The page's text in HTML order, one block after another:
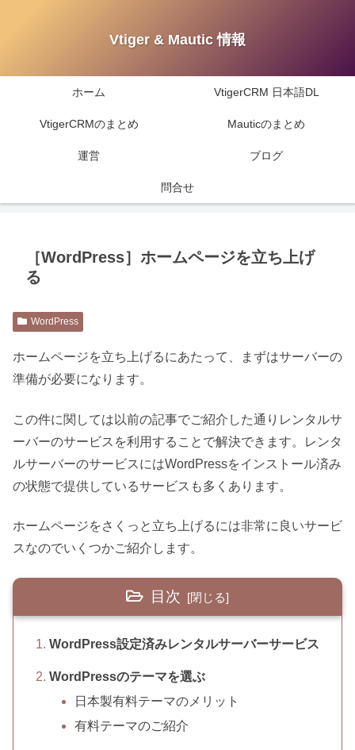
Vtiger & Mautic 情報
ホーム VtigerCRM 日本語DL
VtigerCRMのまとめ Mauticのまとめ
運営 ブログ
問合せ
［WordPress］ホームページを立ち上げ
る
WordPress
ホームページを立ち上げるにあたって、まずはサーバーの
準備が必要になります。
この件に関しては以前の記事でご紹介した通りレンタルサ
ーバーのサービスを利用することで解決できます。レンタ
ルサーバーのサービスにはWordPressをインストール済み
の状態で提供しているサービスも多くあります。
ホームページをさくっと立ち上げるには非常に良いサービ
スなのでいくつかご紹介します。
目次
WordPress設定済みレンタルサーバーサービス
WordPressのテーマを選ぶ
日本製有料テーマのメリット
有料テーマのご紹介